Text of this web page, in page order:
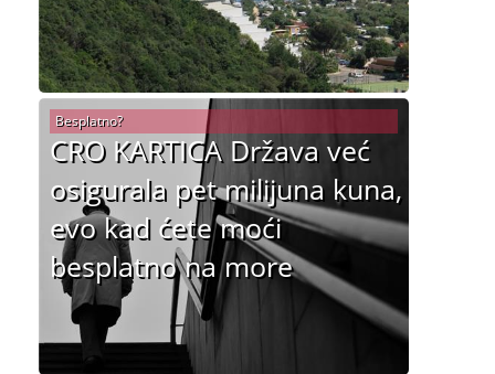
CRO KARTICA Država već
osigurala pet milijuna kuna,
evo kad ćete moći
besplatno na more
Besplatno?